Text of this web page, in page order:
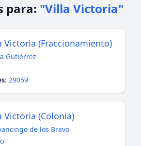
para: "Villa Victoria"
Victoria (Fraccionamiento)
Gutiérrez
29059
Victoria (Colonia)
de los Bravo